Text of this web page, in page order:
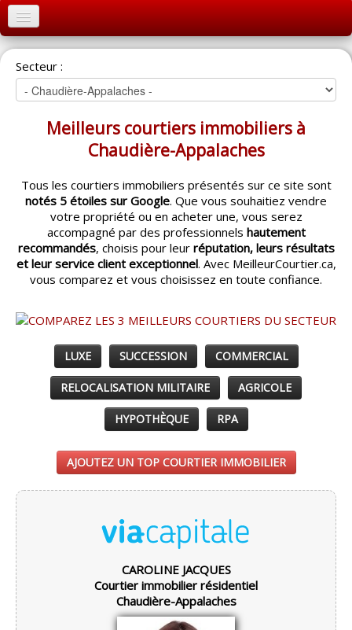
ACCUEIL
MONTRÉAL
QUÉBEC
LAVAL
CATÉGORIES▼
ACHETEUR / VENDEUR▼
ENTREPRENEURS▼
ESPACE COURTIER ▼
Secteur :
Meilleurs courtiers immobiliers à
Chaudière-Appalaches
Tous les courtiers immobiliers présentés sur ce site sont
notés 5 étoiles sur Google. Que vous souhaitiez vendre
votre propriété ou en acheter une, vous serez
accompagné par des professionnels hautement
recommandés, choisis pour leur réputation, leurs résultats
et leur service client exceptionnel. Avec MeilleurCourtier.ca,
vous comparez et vous choisissez en toute confiance.
LUXE SUCCESSION COMMERCIAL
RELOCALISATION MILITAIRE AGRICOLE
HYPOTHÈQUE RPA
AJOUTEZ UN TOP COURTIER IMMOBILIER
CAROLINE JACQUES
Courtier immobilier résidentiel
Chaudière-Appalaches